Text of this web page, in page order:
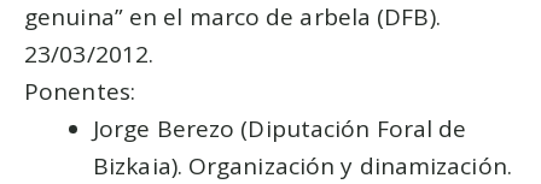
genuina” en el marco de arbela (DFB).
23/03/2012.
Ponentes:
Jorge Berezo (Diputación Foral de
Bizkaia). Organización y dinamización.